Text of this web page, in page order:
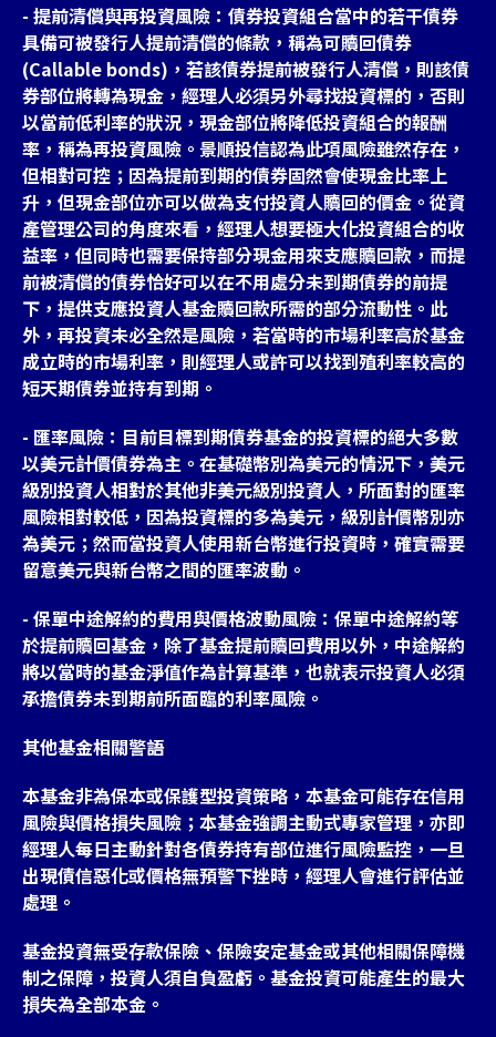
- 提前清償與再投資風險：債券投資組合當中的若干債券
具備可被發行人提前清償的條款，稱為可贖回債券
(Callable bonds)，若該債券提前被發行人清償，則該債
券部位將轉為現金，經理人必須另外尋找投資標的，否則
以當前低利率的狀況，現金部位將降低投資組合的報酬
率，稱為再投資風險。景順投信認為此項風險雖然存在，
但相對可控；因為提前到期的債券固然會使現金比率上
升，但現金部位亦可以做為支付投資人贖回的價金。從資
產管理公司的角度來看，經理人想要極大化投資組合的收
益率，但同時也需要保持部分現金用來支應贖回款，而提
前被清償的債券恰好可以在不用處分未到期債券的前提
下，提供支應投資人基金贖回款所需的部分流動性。此
外，再投資未必全然是風險，若當時的市場利率高於基金
成立時的市場利率，則經理人或許可以找到殖利率較高的
短天期債券並持有到期。
- 匯率風險：目前目標到期債券基金的投資標的絕大多數
以美元計價債券為主。在基礎幣別為美元的情況下，美元
級別投資人相對於其他非美元級別投資人，所面對的匯率
風險相對較低，因為投資標的多為美元，級別計價幣別亦
為美元；然而當投資人使用新台幣進行投資時，確實需要
留意美元與新台幣之間的匯率波動。
- 保單中途解約的費用與價格波動風險：保單中途解約等
於提前贖回基金，除了基金提前贖回費用以外，中途解約
將以當時的基金淨值作為計算基準，也就表示投資人必須
承擔債券未到期前所面臨的利率風險。
其他基金相關警語
本基金非為保本或保護型投資策略，本基金可能存在信用
風險與價格損失風險；本基金強調主動式專家管理，亦即
經理人每日主動針對各債券持有部位進行風險監控，一旦
出現債信惡化或價格無預警下挫時，經理人會進行評估並
處理。
基金投資無受存款保險、保險安定基金或其他相關保障機
制之保障，投資人須自負盈虧。基金投資可能產生的最大
損失為全部本金。